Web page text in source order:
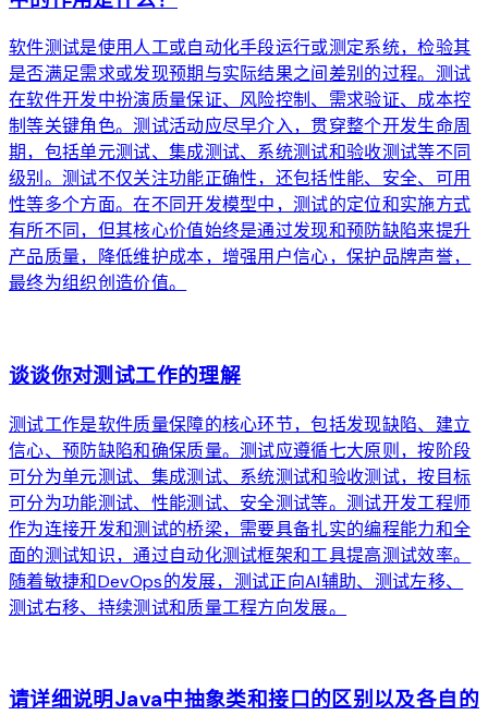
软件测试是使用人工或自动化手段运行或测定系统，检验其
是否满足需求或发现预期与实际结果之间差别的过程。测试
在软件开发中扮演质量保证、风险控制、需求验证、成本控
制等关键角色。测试活动应尽早介入，贯穿整个开发生命周
期，包括单元测试、集成测试、系统测试和验收测试等不同
级别。测试不仅关注功能正确性，还包括性能、安全、可用
性等多个方面。在不同开发模型中，测试的定位和实施方式
有所不同，但其核心价值始终是通过发现和预防缺陷来提升
产品质量，降低维护成本，增强用户信心，保护品牌声誉，
最终为组织创造价值。
谈谈你对测试工作的理解
测试工作是软件质量保障的核心环节，包括发现缺陷、建立
信心、预防缺陷和确保质量。测试应遵循七大原则，按阶段
可分为单元测试、集成测试、系统测试和验收测试，按目标
可分为功能测试、性能测试、安全测试等。测试开发工程师
作为连接开发和测试的桥梁，需要具备扎实的编程能力和全
面的测试知识，通过自动化测试框架和工具提高测试效率。
随着敏捷和DevOps的发展，测试正向AI辅助、测试左移、
测试右移、持续测试和质量工程方向发展。
请详细说明Java中抽象类和接口的区别以及各自的